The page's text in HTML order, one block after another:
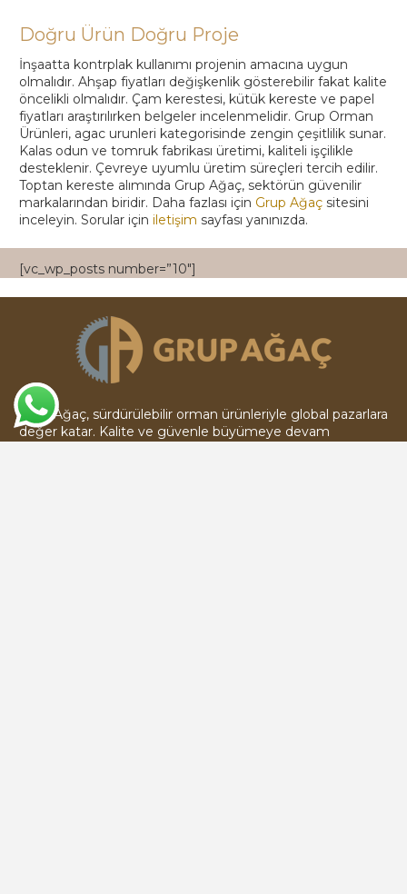
Doğru Ürün Doğru Proje
İnşaatta kontrplak kullanımı projenin amacına uygun
olmalıdır. Ahşap fiyatları değişkenlik gösterebilir fakat kalite
öncelikli olmalıdır. Çam kerestesi, kütük kereste ve papel
fiyatları araştırılırken belgeler incelenmelidir. Grup Orman
Ürünleri, agac urunleri kategorisinde zengin çeşitlilik sunar.
Kalas odun ve tomruk fabrikası üretimi, kaliteli işçilikle
desteklenir. Çevreye uyumlu üretim süreçleri tercih edilir.
Toptan kereste alımında Grup Ağaç, sektörün güvenilir
markalarından biridir. Daha fazlası için Grup Ağaç sitesini
inceleyin. Sorular için iletişim sayfası yanınızda.
[vc_wp_posts number=”10″]
Grup Ağaç, sürdürülebilir orman ürünleriyle global pazarlara
değer katar. Kalite ve güvenle büyümeye devam